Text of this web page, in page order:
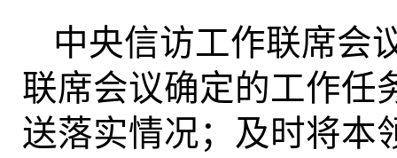
中央信访工作联席会
联席会议确定的工作任
送落实情况；及时将本